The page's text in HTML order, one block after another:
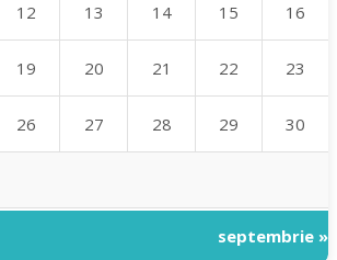
12 13 14 15 16
19 20 21 22 23
26 27 28 29 30
septembrie »